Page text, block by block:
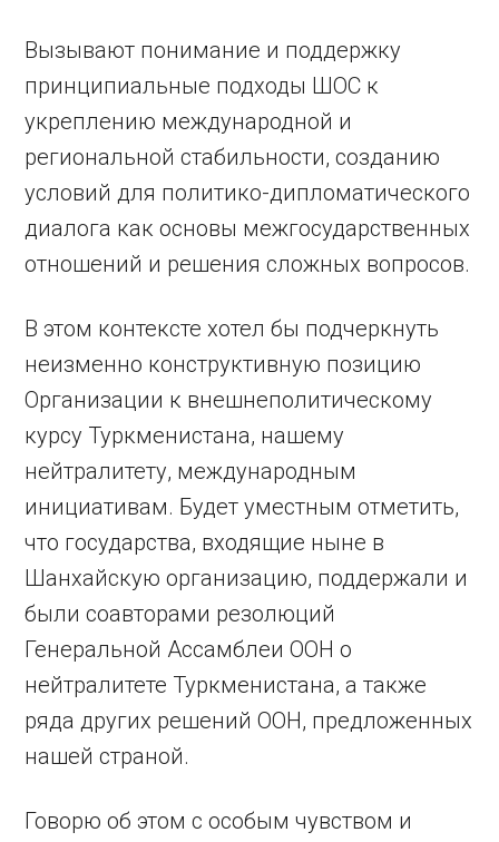
Вызывают понимание и поддержку
принципиальные подходы ШОС к
укреплению международной и
региональной стабильности, созданию
условий для политико-дипломатического
диалога как основы межгосударственных
отношений и решения сложных вопросов.
В этом контексте хотел бы подчеркнуть
неизменно конструктивную позицию
Организации к внешнеполитическому
курсу Туркменистана, нашему
нейтралитету, международным
инициативам. Будет уместным отметить,
что государства, входящие ныне в
Шанхайскую организацию, поддержали и
были соавторами резолюций
Генеральной Ассамблеи ООН о
нейтралитете Туркменистана, а также
ряда других решений ООН, предложенных
нашей страной.
Говорю об этом с особым чувством и